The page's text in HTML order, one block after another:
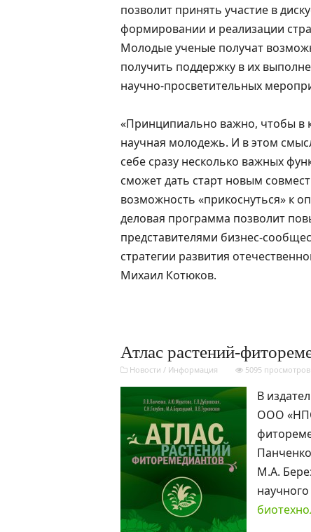
позволит принять участие в
формировании и реализации
Молодые ученые получат
получить поддержку в их
научно-просветительных
«Принципиально важно, чтобы в
научная молодежь. И в этом
себе сразу несколько важных
сможет дать старт новым
возможность «прикоснуться» к
деловая программа позволит
представителями бизнес-
стратегии развития
Михаил Котюков.
Атлас растений-
Новости / Информация 5095 просмотров
В
ООО
М.А.